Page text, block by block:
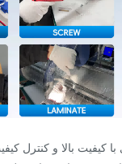
با کیفیت بالا و کنترل